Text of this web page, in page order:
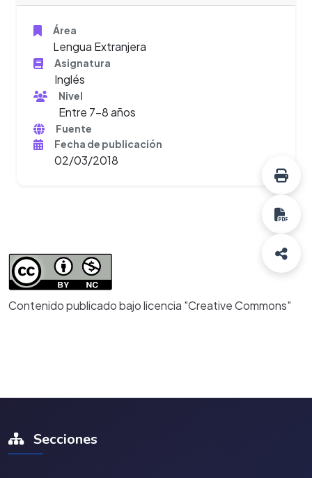
Área
Lengua Extranjera
Asignatura
Inglés
Nivel
Entre 7-8 años
Fuente
Fecha de publicación
02/03/2018
Contenido publicado bajo licencia "Creative Commons"
Secciones